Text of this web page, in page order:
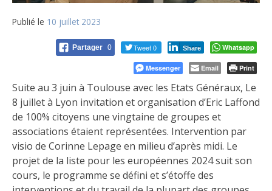
Publié le 10 juillet 2023
Partager 0 Tweet 0 Share Whatsapp
Messenger Email Print
Suite au 3 juin à Toulouse avec les Etats Généraux, Le
8 juillet à Lyon invitation et organisation d’Eric Laffond
de 100% citoyens une vingtaine de groupes et
associations étaient représentées. Intervention par
visio de Corinne Lepage en milieu d’après midi. Le
projet de la liste pour les européennes 2024 suit son
cours, le programme se défini et s’étoffe des